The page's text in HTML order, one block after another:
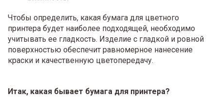
Чтобы определить, какая бумага для цветного
принтера будет наиболее подходящей, необходимо
учитывать ее гладкость. Изделие с гладкой и ровной
поверхностью обеспечит равномерное нанесение
краски и качественную цветопередачу.
Итак, какая бывает бумага для принтера?